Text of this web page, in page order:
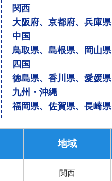
関西
大阪府、京都府、兵庫
中国
鳥取県、島根県、岡山
四国
徳島県、香川県、愛媛
九州・沖縄
福岡県、佐賀県、長崎
地域
関西